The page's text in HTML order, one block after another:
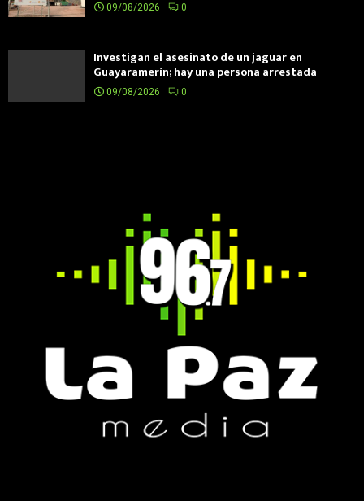
09/08/2026 0
Investigan el asesinato de un jaguar en
Guayaramerín; hay una persona arrestada
09/08/2026 0